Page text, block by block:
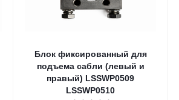
Блок фиксированный для
подъема сабли (левый и
правый) LSSWP0509
LSSWP0510